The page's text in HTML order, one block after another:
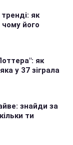
тренді: як
чому його
як
у 37 зіграла
знайди за
ти